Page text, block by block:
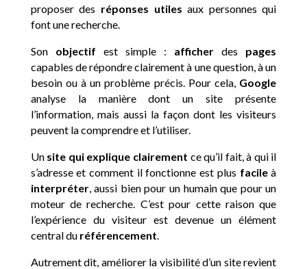
proposer des réponses utiles aux personnes qui
font une recherche.
Son objectif est simple : afficher des pages
capables de répondre clairement à une question, à un
besoin ou à un problème précis. Pour cela, Google
analyse la manière dont un site présente
l’information, mais aussi la façon dont les visiteurs
peuvent la comprendre et l’utiliser.
Un site qui explique clairement ce qu’il fait, à qui il
s’adresse et comment il fonctionne est plus facileà
interpréter, aussi bien pour un humain que pour un
moteur de recherche. C’est pour cette raison que
l’expérience du visiteur est devenue un élément
central du référencement.
Autrement dit, améliorer la visibilité d’un site revient